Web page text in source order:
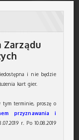
Zarządu
i nie będzie
kart gier.
tym terminie, proszę o
przyznawania i
r. Po 10.08.2019